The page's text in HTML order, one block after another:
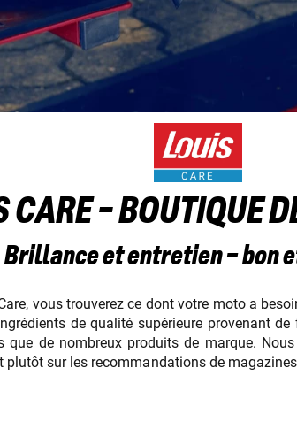
CARE - BOUTIQUE
Brillance et entretien – bon
vous trouverez ce dont votre moto a
de qualité supérieure provenant
de nombreux produits de marque.
sur les recommandations de